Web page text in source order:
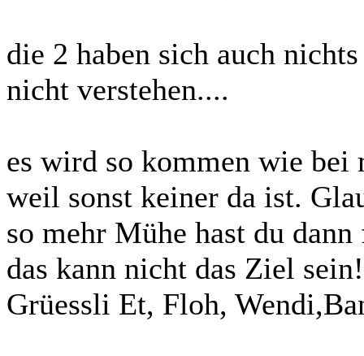
die 2 haben sich auch
nicht verstehen....
es wird so kommen wie
weil sonst keiner da ist.
so mehr Mühe hast du
das kann nicht das Ziel
Grüessli Et, Floh,